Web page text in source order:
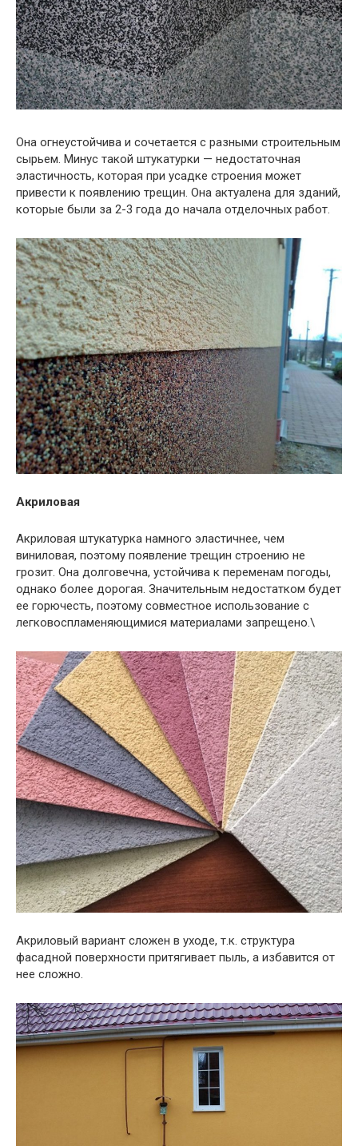
Она огнеустойчива и сочетается с разными строительным
сырьем. Минус такой штукатурки — недостаточная
эластичность, которая при усадке строения может
привести к появлению трещин. Она актуалена для зданий,
которые были за 2-3 года до начала отделочных работ.
Акриловая
Акриловая штукатурка намного эластичнее, чем
виниловая, поэтому появление трещин строению не
грозит. Она долговечна, устойчива к переменам погоды,
однако более дорогая. Значительным недостатком будет
ее горючесть, поэтому совместное использование с
легковоспламеняющимися материалами запрещено.\
Акриловый вариант сложен в уходе, т.к. структура
фасадной поверхности притягивает пыль, а избавится от
нее сложно.